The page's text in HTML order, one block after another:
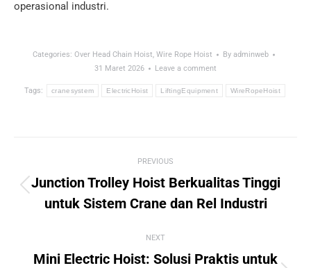
operasional industri.
Categories: Over Head Chain Hoist, Wire Rope Hoist By adminweb
31 Maret 2026
Leave a comment
Tags: cranesystem ElectricHoist LiftingEquipment WireRopeHoist
PREVIOUS
Previous
post:
Junction Trolley Hoist Berkualitas Tinggi
untuk Sistem Crane dan Rel Industri
NEXT
Mini Electric Hoist: Solusi Praktis untuk